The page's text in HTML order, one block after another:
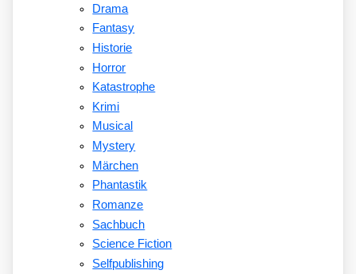
Drama
Fantasy
Historie
Horror
Katastrophe
Krimi
Musical
Mystery
Märchen
Phantastik
Romanze
Sachbuch
Science Fiction
Selfpublishing